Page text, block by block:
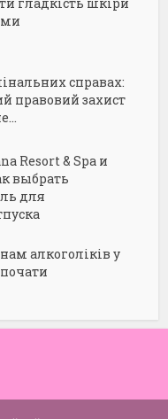
справах:
правовий захист
Resort & Spa и
выбрать
для
алкоголіків у